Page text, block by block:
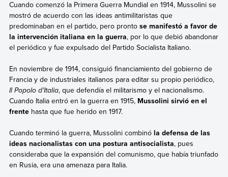
Cuando comenzó la Primera Guerra Mundial en 1914, Mussolini se
mostró de acuerdo con las ideas antimilitaristas que
predominaban en el partido, pero pronto se manifestó a favor de
la intervención italiana en la guerra, por lo que debió abandonar
el periódico y fue expulsado del Partido Socialista Italiano.
En noviembre de 1914, consiguió financiamiento del gobierno de
Francia y de industriales italianos para editar su propio periódico,
Il Popolo d’Italia, que defendía el militarismo y el nacionalismo.
Cuando Italia entró en la guerra en 1915, Mussolini sirvió en el
frente hasta que fue herido en 1917.
Cuando terminó la guerra, Mussolini combinó la defensa de las
ideas nacionalistas con una postura antisocialista, pues
consideraba que la expansión del comunismo, que había triunfado
en Rusia, era una amenaza para Italia.